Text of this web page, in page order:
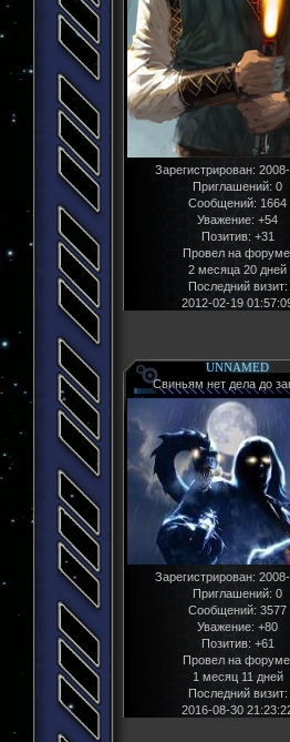
Зарегистрирован:
Приглашений: 0
Сообщений: 1664
Уважение: +54
Позитив: +31
Провел на
2 месяца 20 дней
Последний визит:
2012-02-19
UNNAMED
Свиньям нет дела до
Зарегистрирован:
Приглашений: 0
Сообщений: 3577
Уважение: +80
Позитив: +61
Провел на
1 месяц 11 дней
Последний визит:
2016-08-30